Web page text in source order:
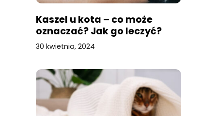
Kaszel u kota – co może
oznaczać? Jak go leczyć?
30 kwietnia, 2024